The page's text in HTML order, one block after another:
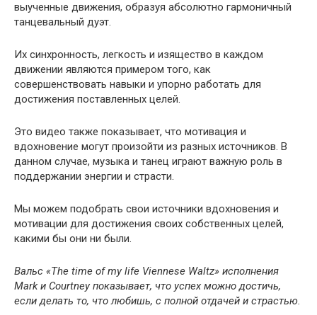
выученные движения, образуя абсолютно гармоничный
танцевальный дуэт.
Их синхронность, легкость и изящество в каждом
движении являются примером того, как
совершенствовать навыки и упорно работать для
достижения поставленных целей.
Это видео также показывает, что мотивация и
вдохновение могут произойти из разных источников. В
данном случае, музыка и танец играют важную роль в
поддержании энергии и страсти.
Мы можем подобрать свои источники вдохновения и
мотивации для достижения своих собственных целей,
какими бы они ни были.
Вальс «The time of my life Viennese Waltz» исполнения
Mark и Courtney показывает, что успех можно достичь,
если делать то, что любишь, с полной отдачей и страстью.